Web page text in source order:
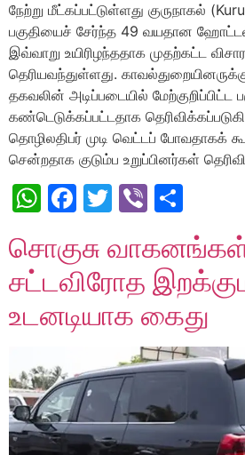
நேற்று மீட்கப்பட்டுள்ளது குருநாகல்
பகுதியைச் சேர்ந்த 49 வயதான
இவ்வாறு உயிரிழந்ததாக முதற்கட்ட
தெரியவந்துள்ளது.
தகவலின் அடிப்படையில் மேற்குறிப்பிட்ட
கண்டெடுக்கப்பட்டதாக
தொழிலதிபர் முடி வெட்டப் போவதாகக்
சென்றதாக குடும்ப உறுப்பினர்கள்
WhatsApp
Facebook
Twitter
Viber
சொகுசு
சட்டவிரோத
உடனடியாக கைது